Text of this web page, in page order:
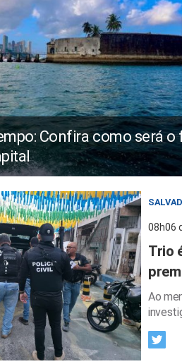
Confira como será o
08h06
Trio
Ao